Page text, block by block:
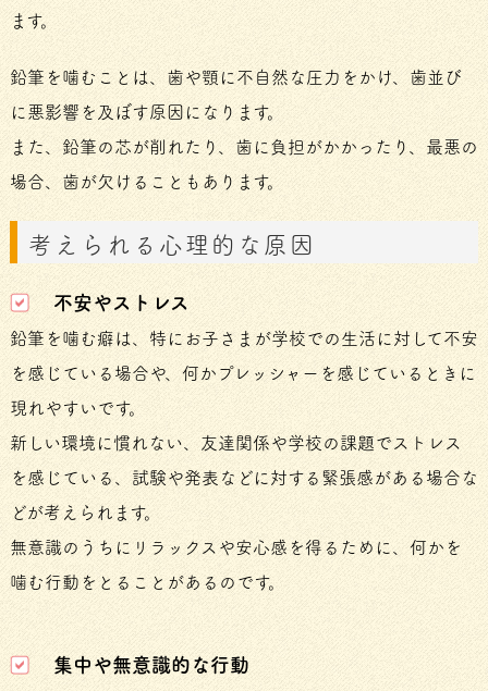
ます。
鉛筆を噛むことは、歯や顎に不自然な圧力をかけ、歯並び
に悪影響を及ぼす原因になります。
また、鉛筆の芯が削れたり、歯に負担がかかったり、最悪の
場合、歯が欠けることもあります。
考えられる心理的な原因
不安やストレス
鉛筆を噛む癖は、特にお子さまが学校での生活に対して不安
を感じている場合や、何かプレッシャーを感じているときに
現れやすいです。
新しい環境に慣れない、友達関係や学校の課題でストレス
を感じている、試験や発表などに対する緊張感がある場合な
どが考えられます。
無意識のうちにリラックスや安心感を得るために、何かを
噛む行動をとることがあるのです。
集中や無意識的な行動